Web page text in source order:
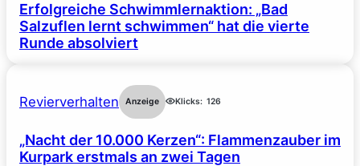
Erfolgreiche Schwimmlernaktion: „Bad
Salzuflen lernt schwimmen“ hat die vierte
Runde absolviert
Revierverhalten Anzeige Klicks: 126
„Nacht der 10.000 Kerzen“: Flammenzauber im
Kurpark erstmals an zwei Tagen